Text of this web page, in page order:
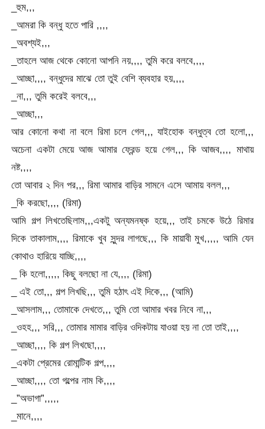
_হুম,,,
_আমরা কি বন্ধু হতে পারি ,,,,
_অবশ্যই,,,
_তাহলে আজ থেকে কোনো আপনি নয়,,,, তুমি করে বলবে,,,,
_আচ্ছা,,,, বন্ধুদের মাঝে তো তুই বেশি ব্যবহার হয়,,,,
_না,,, তুমি করেই বলবে,,,
_আচ্ছা,,,
আর কোনো কথা না বলে রিমা চলে গেল,,, যাইহোক বন্ধুত্ব তো হলো,,,
অচেনা একটা মেয়ে আজ আমার ফ্রেন্ড হয়ে গেল,,, কি আজব,,,, মাথায়
নষ্ট,,,,
তো আবার ২ দিন পর,,, রিমা আমার বাড়ির সামনে এসে আমায় বলল,,,
_কি করছো,,,, (রিমা)
আমি গল্প লিখতেছিলাম,,,একটু অন্যমনষ্ক হয়ে,,, তাই চমকে উঠে রিমার
দিকে তাকালাম,,,, রিমাকে খুব সুন্দর লাগছে,,, কি মায়াবী মুখ,,,,, আমি যেন
কোথাও হারিয়ে যাচ্ছি,,,,
_ কি হলো,,,,, কিছু বলছো না যে,,,, (রিমা)
_ এই তো,,, গল্প লিখছি,,, তুমি হঠাৎ এই দিকে,,, (আমি)
_আসলাম,,, তোমাকে দেখতে,,, তুমি তো আমার খবর নিবে না,,,
_ওহহ,,, সরি,,, তোমার মামার বাড়ির ওদিকটায় যাওয়া হয় না তো তাই,,,,
_আচ্ছা,,,, কি গল্প লিখছো,,,,
_একটা প্রেমের রোমান্টিক গল্প,,,,
_আচ্ছা,,,, তো গল্পের নাম কি,,,,
_”অভাগা”,,,,,
_মানে,,,,